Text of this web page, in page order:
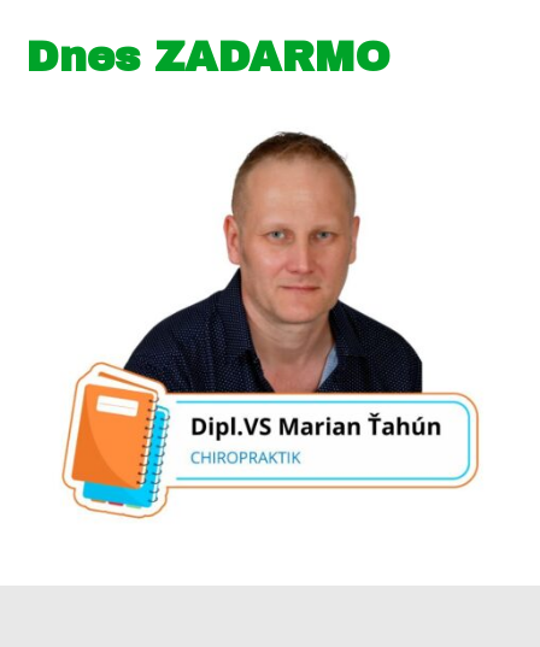
Dnes ZADARMO